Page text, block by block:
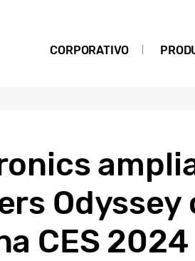
CORPORATIVO
Odyssey
CES 2024